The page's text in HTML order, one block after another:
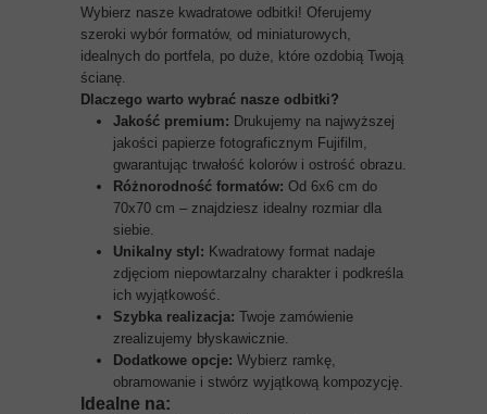
Wybierz nasze kwadratowe odbitki! Oferujemy
szeroki wybór formatów, od miniaturowych,
idealnych do portfela, po duże, które ozdobią Twoją
ścianę.
Dlaczego warto wybrać nasze odbitki?
Jakość premium: Drukujemy na najwyższej
jakości papierze fotograficznym Fujifilm,
gwarantując trwałość kolorów i ostrość obrazu.
Różnorodność formatów: Od 6x6 cm do
70x70 cm – znajdziesz idealny rozmiar dla
siebie.
Unikalny styl: Kwadratowy format nadaje
zdjęciom niepowtarzalny charakter i podkreśla
ich wyjątkowość.
Szybka realizacja: Twoje zamówienie
zrealizujemy błyskawicznie.
Dodatkowe opcje: Wybierz ramkę,
obramowanie i stwórz wyjątkową kompozycję.
Idealne na: